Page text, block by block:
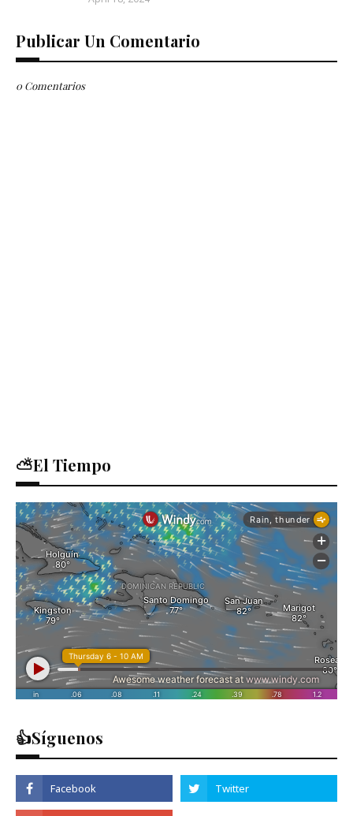
Publicar Un Comentario
0 Comentarios
⛅El Tiempo
👍Síguenos